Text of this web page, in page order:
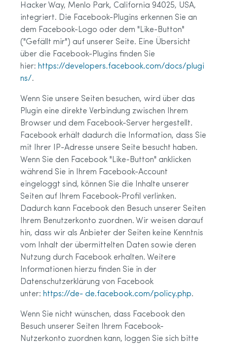
Hacker Way, Menlo Park, California 94025, USA,
integriert. Die Facebook-Plugins erkennen Sie an
dem Facebook-Logo oder dem "Like-Button"
("Gefällt mir") auf unserer Seite. Eine Übersicht
über die Facebook-Plugins finden Sie
hier: https://developers.facebook.com/docs/plugi
ns/.
Wenn Sie unsere Seiten besuchen, wird über das
Plugin eine direkte Verbindung zwischen Ihrem
Browser und dem Facebook-Server hergestellt.
Facebook erhält dadurch die Information, dass Sie
mit Ihrer IP-Adresse unsere Seite besucht haben.
Wenn Sie den Facebook "Like-Button" anklicken
während Sie in Ihrem Facebook-Account
eingeloggt sind, können Sie die Inhalte unserer
Seiten auf Ihrem Facebook-Profil verlinken.
Dadurch kann Facebook den Besuch unserer Seiten
Ihrem Benutzerkonto zuordnen. Wir weisen darauf
hin, dass wir als Anbieter der Seiten keine Kenntnis
vom Inhalt der übermittelten Daten sowie deren
Nutzung durch Facebook erhalten. Weitere
Informationen hierzu finden Sie in der
Datenschutzerklärung von Facebook
unter: https://de- de.facebook.com/policy.php.
Wenn Sie nicht wünschen, dass Facebook den
Besuch unserer Seiten Ihrem Facebook-
Nutzerkonto zuordnen kann, loggen Sie sich bitte